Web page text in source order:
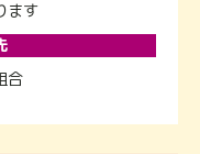
ます
合